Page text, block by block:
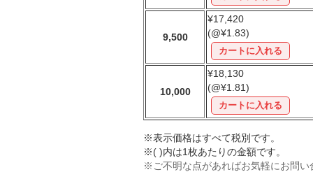
9,500
¥17,420
(@¥1.83)
10,000
¥18,130
(@¥1.81)
※表示価格はすべて税別です。
※( )内は1枚あたりの金額です。
※ご不明な点があればお気軽にお問い